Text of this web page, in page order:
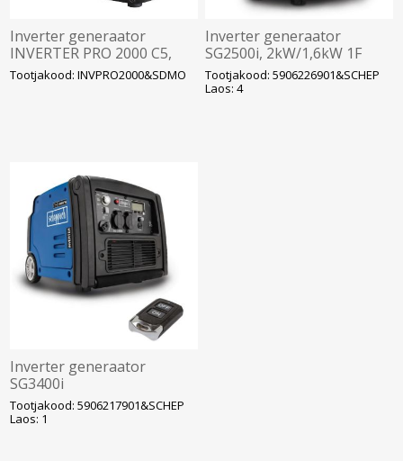
Inverter generaator
INVERTER PRO 2000 C5,
1,8kW, 1x230V 1x12V,
SDMO
Tootjakood: INVPRO2000&SDMO
Inverter generaator
SG2500i, 2kW/1,6kW 1F
2x230V, Scheppach
Tootjakood: 5906226901&SCHEP
Laos: 4
Inverter generaator
SG3400i
kaugjuhtimispuldiga, 1F
3,4kW, 2x230V, Scheppach
Tootjakood: 5906217901&SCHEP
Laos: 1